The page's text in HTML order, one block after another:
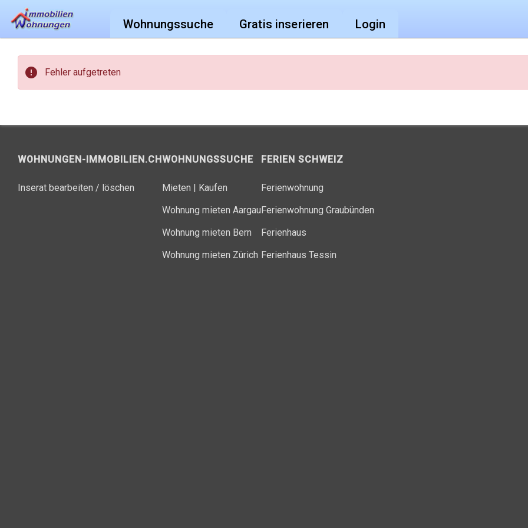
Wohnungssuche Gratis inserieren Login
error Fehler aufgetreten
WOHNUNGEN-IMMOBILIEN.CH
Inserat bearbeiten / löschen
WOHNUNGSSUCHE
Mieten | Kaufen
Wohnung mieten Aargau
Wohnung mieten Bern
Wohnung mieten Zürich
FERIEN SCHWEIZ
Ferienwohnung
Ferienwohnung Graubünden
Ferienhaus
Ferienhaus Tessin